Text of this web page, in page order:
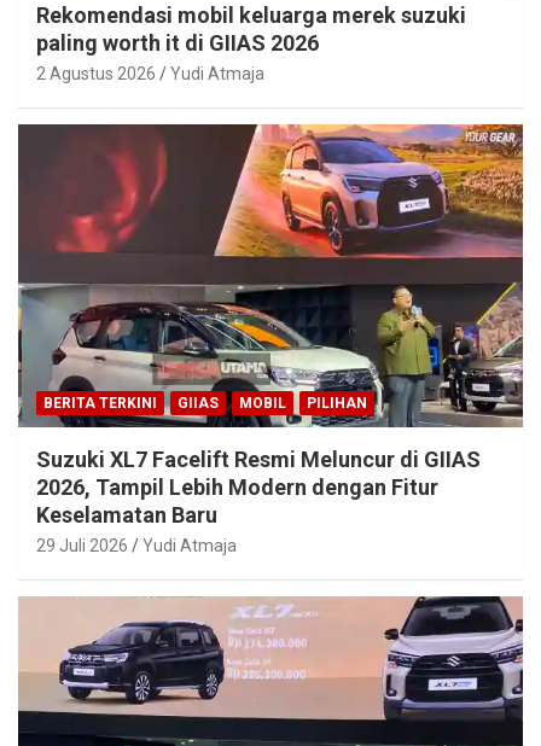
Rekomendasi mobil keluarga merek suzuki
paling worth it di GIIAS 2026
2 Agustus 2026 Yudi Atmaja
BERITA TERKINI GIIAS MOBIL PILIHAN
Suzuki XL7 Facelift Resmi Meluncur di GIIAS
2026, Tampil Lebih Modern dengan Fitur
Keselamatan Baru
29 Juli 2026 Yudi Atmaja